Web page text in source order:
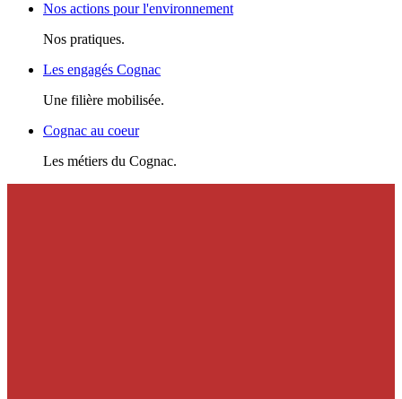
Nos actions pour l'environnement
Nos pratiques.
Les engagés Cognac
Une filière mobilisée.
Cognac au coeur
Les métiers du Cognac.